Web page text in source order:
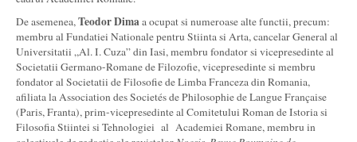
De asemenea,Teodor Dimaa ocupat si numeroase alte functii, precum:
membru al Fundatiei Nationale pentru Stiinta si Arta, cancelar General al
Universitatii „Al. I. Cuza” din Iasi, membru fondator si vicepresedinte al
Societatii Germano-Romane de Filozofie, vicepresedinte si membru
fondator al Societatii de Filosofie de Limba Franceza din Romania,
afiliata la Association des Societés de Philosophie de Langue Française
(Paris, Franta), prim-vicepresedinte al Comitetului Roman de Istoria si
Filosofia Stiintei si Tehnologiei al Academiei Romane, membru in